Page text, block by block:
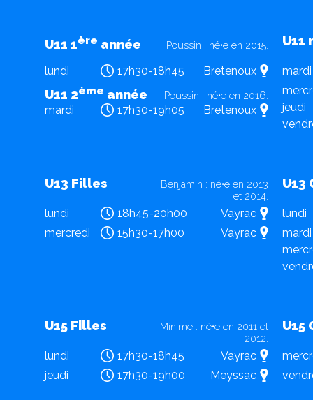
U11 1ère année Poussin : né•e en 2015.
lundi 17h30-18h45 Bretenoux
U11 2ème année Poussin : né•e en 2016.
mardi 17h30-19h05 Bretenoux
U11
mardi
jeudi
U13 Filles
Benjamin : né•e en 2013
et 2014.
lundi 18h45-20h00
Vayrac
mercredi
15h30-17h00 Vayrac
U13
lundi
mardi
U15 Filles
Minime : né•e en 2011 et
2012.
lundi 17h30-18h45
Vayrac
jeudi
17h30-19h00 Meyssac
U15